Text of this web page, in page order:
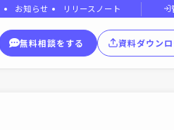
お知らせ リリースノート
無料相談をする 資料ダウン